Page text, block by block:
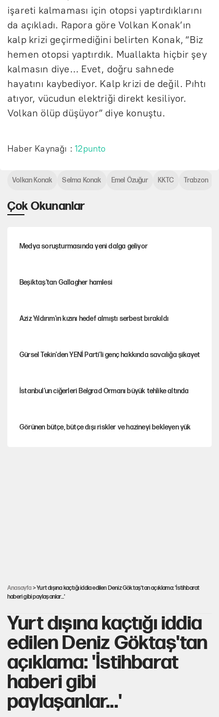
işareti kalmaması için otopsi yaptırdıklarını
da açıkladı. Rapora göre Volkan Konak’ın
kalp krizi geçirmediğini belirten Konak, “Biz
hemen otopsi yaptırdık. Muallakta hiçbir şey
kalmasın diye... Evet, doğru sahnede
hayatını kaybediyor. Kalp krizi de değil. Pıhtı
atıyor, vücudun elektriği direkt kesiliyor.
Volkan ölüp düşüyor” diye konuştu.
Haber Kaynağı :12punto
Çok Okunanlar
Medya soruşturmasında yeni dalga geliyor
Beşiktaş’tan Gallagher hamlesi
Aziz Yıldırım'ın kızını hedef almıştı serbest bırakıldı
Gürsel Tekin'den YENİ Parti’li genç hakkında savcılığa şikayet
İstanbul’un ciğerleri Belgrad Ormanı büyük tehlike altında
Görünen bütçe, bütçe dışı riskler ve hazineyi bekleyen yük
Volkan Konak Selma Konak Emel Özuğur KKTC Trabzon
Anasayfa > Yurt dışına kaçtığı iddia edilen Deniz Göktaş'tan açıklama: 'İstihbarat
haberi gibi paylaşanlar...'
Yurt dışına kaçtığı iddia
edilen Deniz Göktaş'tan
açıklama: 'İstihbarat
haberi gibi
paylaşanlar...'